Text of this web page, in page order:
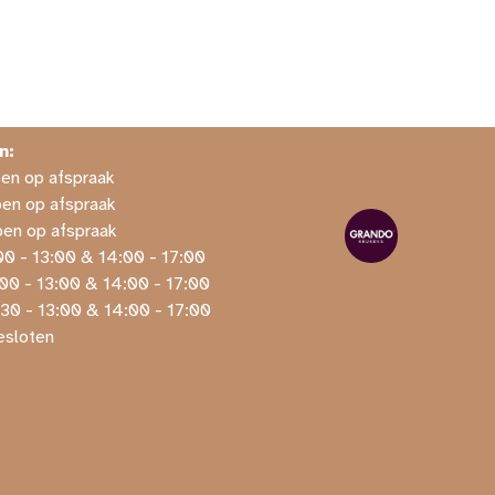
op afspraak
op afspraak
op afspraak
- 13:00 & 14:00 - 17:00
- 13:00 & 14:00 - 17:00
- 13:00 & 14:00 - 17:00